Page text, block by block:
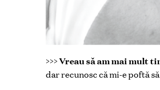
>>>Vreau să am mai mult
dar recunosc că mi-e poftă